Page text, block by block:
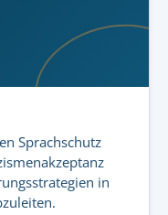
Sprachschutz
in